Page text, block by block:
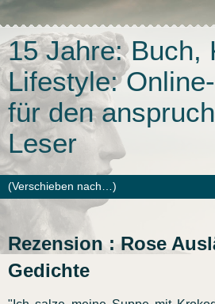
15 Jahre: Buch,
Lifestyle:
für den
Leser
Rezension : Rose
Gedichte